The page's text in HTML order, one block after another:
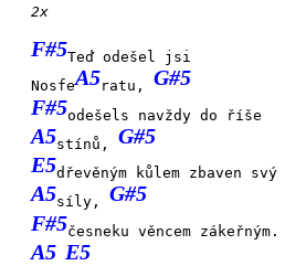
2x
F#5Teď odešel jsi
NosfeA5ratu,G#5
F#5odešels navždy do říše
A5stínů,G#5
E5dřevěným kůlem zbaven svý
A5síly, G#5
F#5česneku věncem zákeřným.
A5 E5